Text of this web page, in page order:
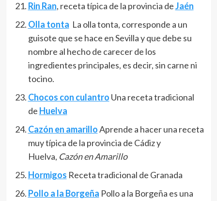
Rin Ran, receta típica de la provincia deJaén
Olla tonta La olla tonta, corresponde a un
guisote que se hace en Sevilla y que debe su
nombre al hecho de carecer de los
ingredientes principales, es decir, sin carne ni
tocino.
Chocos con culantro Una receta tradicional
de Huelva
Cazón en amarilloAprende a hacer una receta
muy típica de la provincia de Cádiz y
Huelva, Cazón en Amarillo
Hormigos Receta tradicional de Granada
Pollo a la Borgeña Pollo a la Borgeña es una